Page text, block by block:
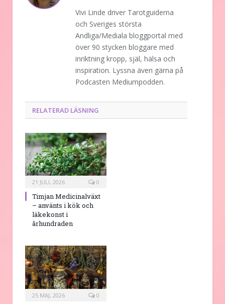
Vivi Linde driver Tarotguiderna
och Sveriges största
Andliga/Mediala bloggportal med
över 90 stycken bloggare med
inriktning kropp, själ, hälsa och
inspiration. Lyssna även gärna på
Podcasten Mediumpodden.
RELATERAD LÄSNING
21 JULI, 2026 0
Timjan Medicinalväxt
– använts i kök och
läkekonst i
århundraden
25 MAJ, 2026 0